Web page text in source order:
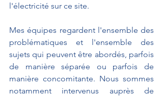
l'électricité sur ce site.
Mes équipes regardent l'ensemble des
problématiques et l'ensemble des
sujets qui peuvent être abordés, parfois
de manière séparée ou parfois de
manière concomitante. Nous sommes
notamment intervenus auprès de